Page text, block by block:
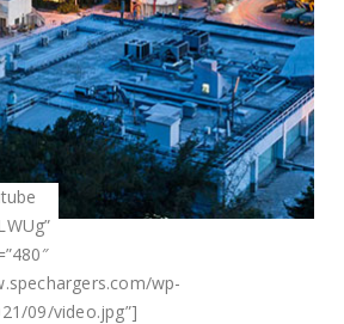
wp-
09/video.jpg”]